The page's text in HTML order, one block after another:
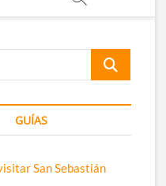
Buscar
GUÍAS